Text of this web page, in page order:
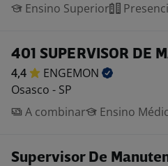
Ensino Superior
401 SUPERVISOR DE
4,4
ENGEMON
Osasco - SP
A combinar
Ensino
Supervisor De